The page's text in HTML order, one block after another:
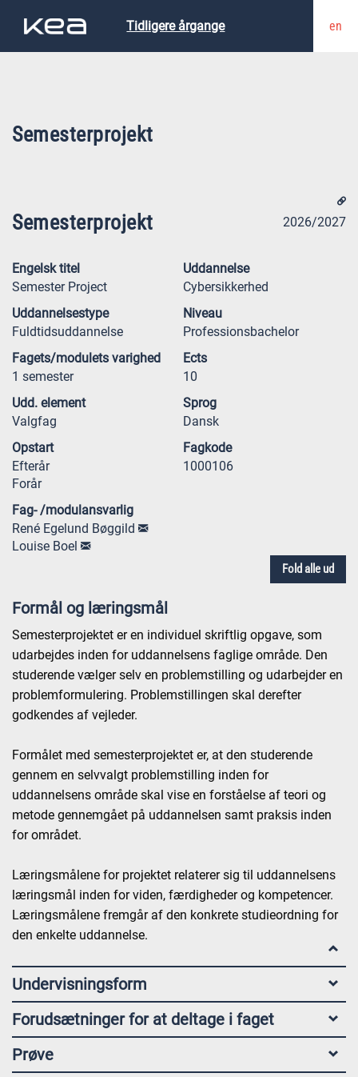
Tidligere årgange en
Semesterprojekt
Semesterprojekt 2026/2027
Engelsk titel
Semester Project
Uddannelse
Cybersikkerhed
Uddannelsestype
Fuldtidsuddannelse
Niveau
Professionsbachelor
Fagets/modulets varighed
1 semester
Ects
10
Udd. element
Valgfag
Sprog
Dansk
Opstart
Efterår
Forår
Fagkode
1000106
Fag- /modulansvarlig
René Egelund Bøggild
Louise Boel
Fold alle ud
Formål og læringsmål
Semesterprojektet er en individuel skriftlig opgave, som
udarbejdes inden for uddannelsens faglige område. Den
studerende vælger selv en problemstilling og udarbejder en
problemformulering. Problemstillingen skal derefter
godkendes af vejleder.
Formålet med semesterprojektet er, at den studerende
gennem en selvvalgt problemstilling inden for
uddannelsens område skal vise en forståelse af teori og
metode gennemgået på uddannelsen samt praksis inden
for området.
Læringsmålene for projektet relaterer sig til uddannelsens
læringsmål inden for viden, færdigheder og kompetencer.
Læringsmålene fremgår af den konkrete studieordning for
den enkelte uddannelse.
Undervisningsform
Forudsætninger for at deltage i faget
Prøve